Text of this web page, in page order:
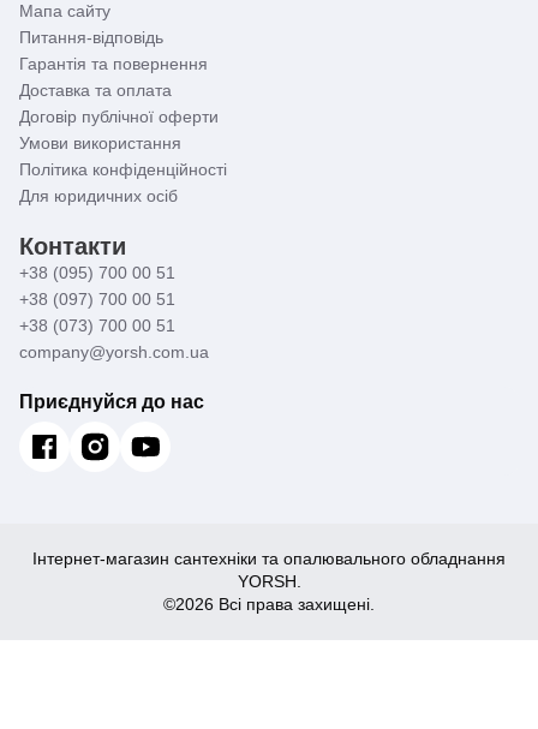
Мапа сайту
Питання-відповідь
Гарантія та повернення
Доставка та оплата
Договір публічної оферти
Умови використання
Політика конфіденційності
Для юридичних осіб
Контакти
+38 (095) 700 00 51
+38 (097) 700 00 51
+38 (073) 700 00 51
company@yorsh.com.ua
Приєднуйся до нас
Інтернет-магазин сантехніки та опалювального обладнання
YORSH.
©2026 Всі права захищені.